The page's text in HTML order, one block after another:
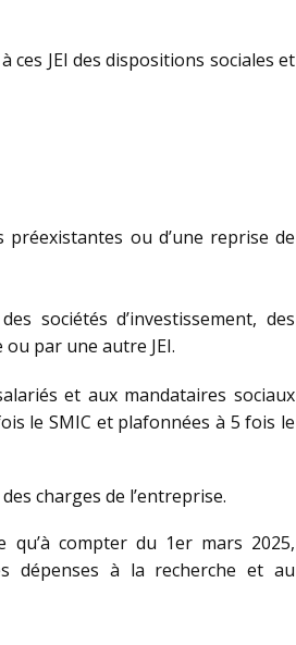
ces JEI des dispositions sociales et
préexistantes ou d’une reprise de
sociétés d’investissement, des
par une autre JEI.
et aux mandataires sociaux
le SMIC et plafonnées à 5 fois le
charges de l’entreprise.
compter du 1er mars 2025,
dépenses à la recherche et au